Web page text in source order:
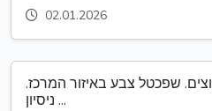
02.01.2026
שפכטל צבע באיזור המרכז.
ניסיון ...